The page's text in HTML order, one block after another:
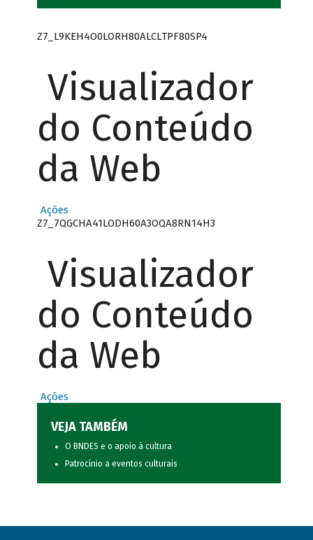
Z7_L9KEH4O0LORH80ALCLTPF80SP4
Visualizador
do Conteúdo
da Web
Ações
Z7_7QGCHA41LODH60A3OQA8RN14H3
Visualizador
do Conteúdo
da Web
Ações
VEJA TAMBÉM
O BNDES e o apoio à cultura
Patrocínio a eventos culturais